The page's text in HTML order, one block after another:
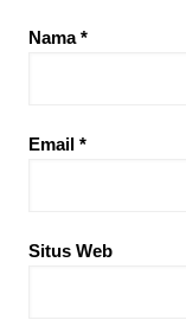
Nama*
Email *
Situs Web